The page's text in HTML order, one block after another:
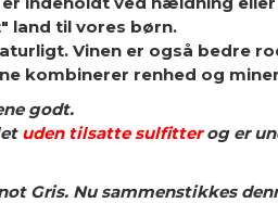
land til vores børn.
Vinen er også bedre
kombinerer renhed og
godt.
uden tilsatte sulfitterog er
Gris. Nu sammenstikkes